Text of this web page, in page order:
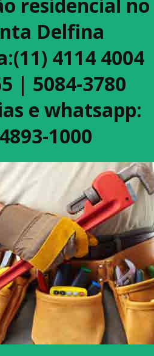
residencial no
Delfina
4114 4004
| 5084-3780
e whatsapp:
1000